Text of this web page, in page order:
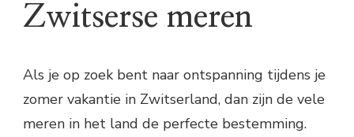
Zwitserse meren
Als je op zoek bent naar ontspanning tijdens je
zomer vakantie in Zwitserland, dan zijn de vele
meren in het land de perfecte bestemming.